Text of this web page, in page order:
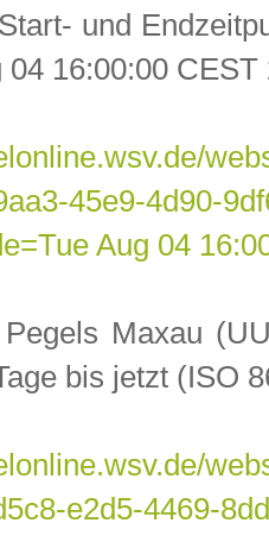
und
04 16:00:00 CEST
45e9-4d90-
Aug 04
Maxau
bis jetzt (ISO
e2d5-4469-